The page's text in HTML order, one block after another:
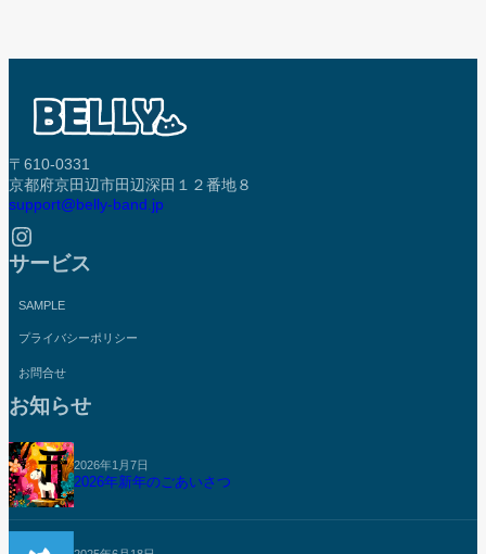
〒610-0331
京都府京田辺市田辺深田１２番地８
support@belly-band.jp
Instagram
サービス
SAMPLE
プライバシーポリシー
お問合せ
お知らせ
2026年1月7日
2026年新年のごあいさつ